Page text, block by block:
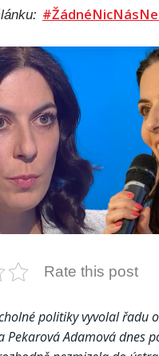
Rate this post
politiky vyvolal řadu
Pekarová Adamová dnes